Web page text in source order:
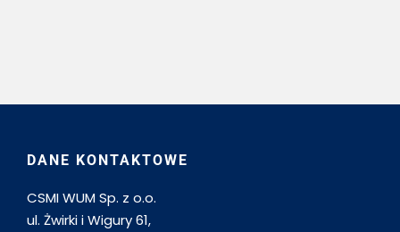
DANE KONTAKTOWE
CSMI WUM Sp. z o.o.
ul. Żwirki i Wigury 61,